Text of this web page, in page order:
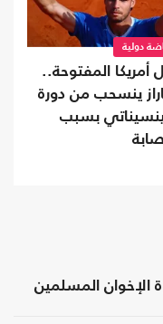
دولية
أمريكا المفتوحة..
ينسحب من دورة
بسبب
الإخوان المسلمين